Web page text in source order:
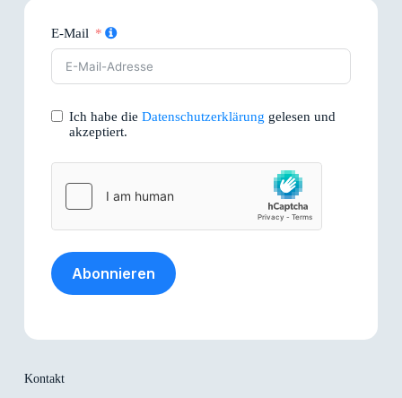
Kontakt
E-Mail
Ich habe die Datenschutzerklärung gelesen und
akzeptiert.
Abonnieren